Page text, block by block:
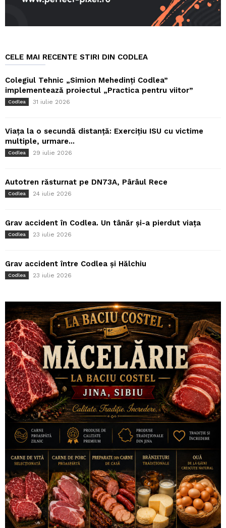
CELE MAI RECENTE STIRI DIN CODLEA
Colegiul Tehnic „Simion Mehedinți Codlea”
implementează proiectul „Practica pentru viitor”
Codlea 31 iulie 2026
Viața la o secundă distanță: Exercițiu ISU cu victime
multiple, urmare...
Codlea 29 iulie 2026
Autotren răsturnat pe DN73A, Pârâul Rece
Codlea 24 iulie 2026
Grav accident în Codlea. Un tânăr și-a pierdut viața
Codlea 23 iulie 2026
Grav accident între Codlea și Hălchiu
Codlea 23 iulie 2026